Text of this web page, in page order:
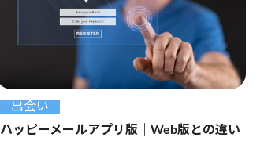
出会い
ハッピーメールアプリ版｜Web版との違い